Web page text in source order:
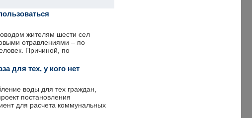
жителям шести сел
отравлениями – по
Причиной, по
для тех, у кого нет
воды для тех граждан,
постановления
для расчета коммунальных